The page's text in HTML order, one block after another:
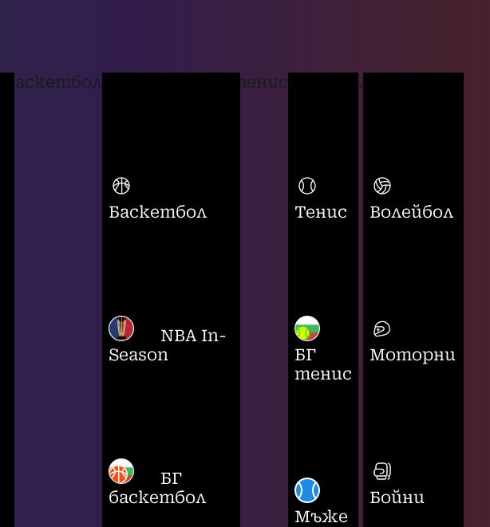
баскетбол
Баскетбол
NBA In-
Season
БГ
баскетбол
тенис
Тенис
БГ
тенис
Мъже
...
Волейбол
Моторни
Бойни